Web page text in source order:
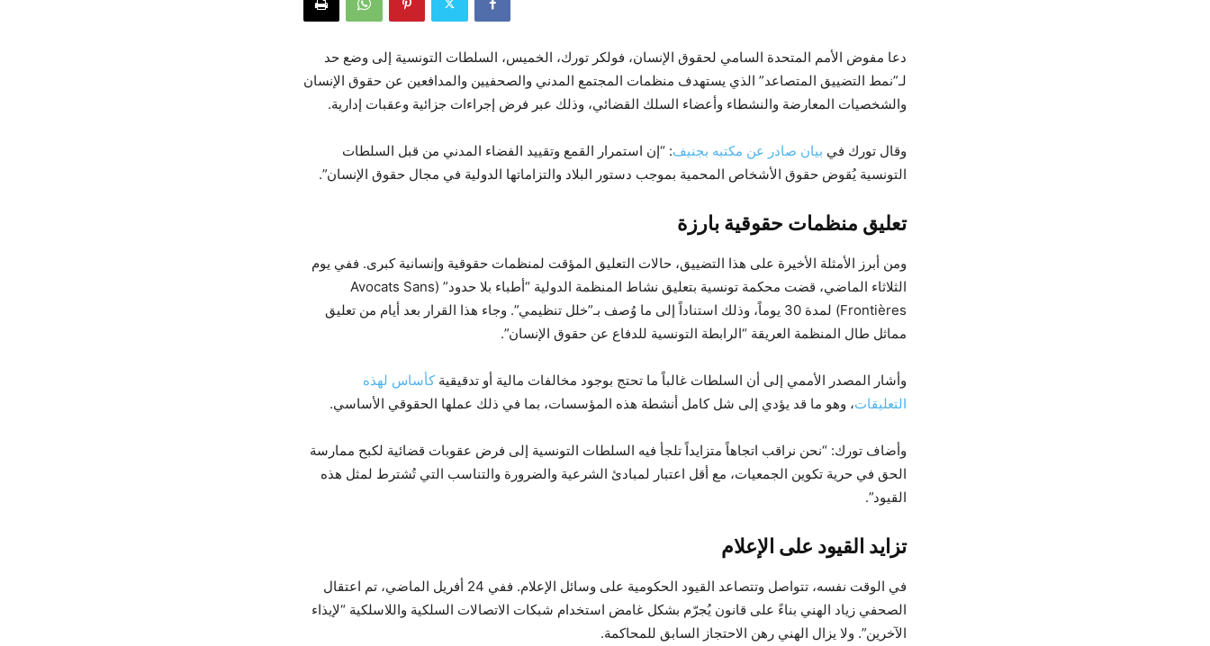
دعا مفوض الأمم المتحدة السامي لحقوق الإنسان، فولكر تورك، الخميس، السلطات التونسية إلى وضع حد
لـ”نمط التضييق المتصاعد” الذي يستهدف منظمات المجتمع المدني والصحفيين والمدافعين عن حقوق الإنسان
والشخصيات المعارضة والنشطاء وأعضاء السلك القضائي، وذلك عبر فرض إجراءات جزائية وعقبات إدارية.
وقال تورك في بيان صادر عن مكتبه بجنيف: “إن استمرار القمع وتقييد الفضاء المدني من قبل السلطات
التونسية يُقوض حقوق الأشخاص المحمية بموجب دستور البلاد والتزاماتها الدولية في مجال حقوق الإنسان”.
تعليق منظمات حقوقية بارزة
ومن أبرز الأمثلة الأخيرة على هذا التضييق، حالات التعليق المؤقت لمنظمات حقوقية وإنسانية كبرى. ففي يوم
الثلاثاء الماضي، قضت محكمة تونسية بتعليق نشاط المنظمة الدولية “أطباء بلا حدود” (Avocats Sans
Frontières) لمدة 30 يوماً، وذلك استناداً إلى ما وُصف بـ”خلل تنظيمي”. وجاء هذا القرار بعد أيام من تعليق
مماثل طال المنظمة العريقة “الرابطة التونسية للدفاع عن حقوق الإنسان”.
وأشار المصدر الأممي إلى أن السلطات غالباً ما تحتج بوجود مخالفات مالية أو تدقيقيةكأساس لهذه
التعليقات، وهو ما قد يؤدي إلى شل كامل أنشطة هذه المؤسسات، بما في ذلك عملها الحقوقي الأساسي.
وأضاف تورك: “نحن نراقب اتجاهاً متزايداً تلجأ فيه السلطات التونسية إلى فرض عقوبات قضائية لكبح ممارسة
الحق في حرية تكوين الجمعيات، مع أقل اعتبار لمبادئ الشرعية والضرورة والتناسب التي تُشترط لمثل هذه
القيود”.
تزايد القيود على الإعلام
في الوقت نفسه، تتواصل وتتصاعد القيود الحكومية على وسائل الإعلام. ففي 24 أفريل الماضي، تم اعتقال
الصحفي زياد الهني بناءً على قانون يُجرّم بشكل غامض استخدام شبكات الاتصالات السلكية واللاسلكية “لإيذاء
الآخرين”. ولا يزال الهني رهن الاحتجاز السابق للمحاكمة.